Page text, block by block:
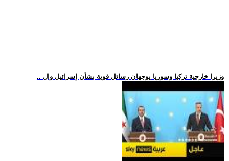
.. وزيرا خارجية تركيا وسوريا يوجهان رسائل قوية بشأن إسرائيل وال